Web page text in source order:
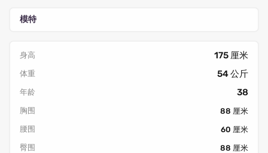
模特
身高 175 厘米
体重 54 公斤
年龄 38
胸围
88 厘米
腰围
60 厘米
臀围
88 厘米